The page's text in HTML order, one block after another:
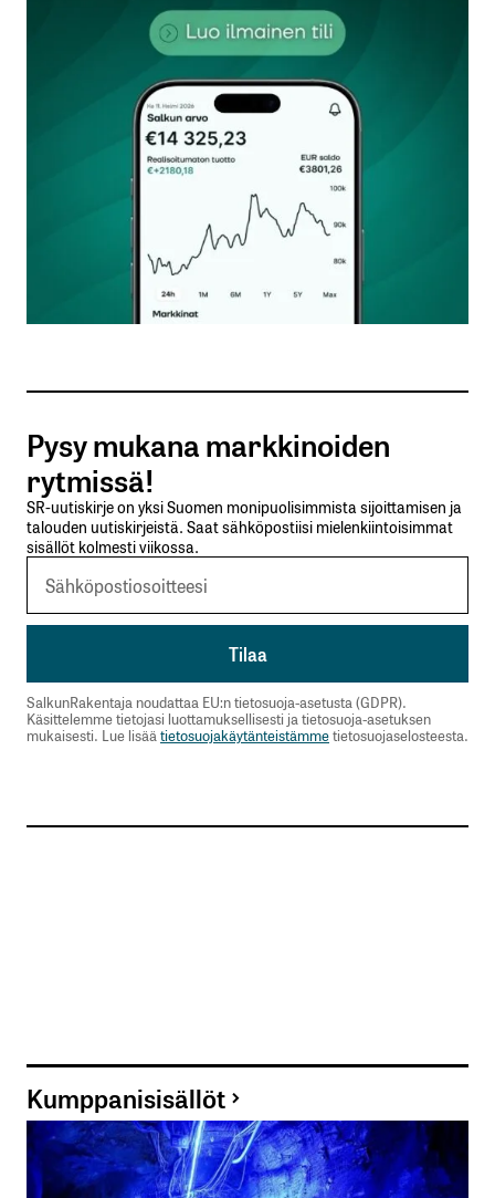
Sähköpostiosoitettasi ei julkaista.Pakolliset
kentät on merkitty*
Kommentti*
Nimesi tai nimimerkkisi
Sähköpostiosoitteesi
Tilaa SalkunRakentajan uutiskirje
Lähetä kommentti
Pysy mukana markkinoiden
rytmissä!
SR-uutiskirje on yksi Suomen monipuolisimmista sijoittamisen ja
talouden uutiskirjeistä. Saat sähköpostiisi mielenkiintoisimmat
sisällöt kolmesti viikossa.
SalkunRakentaja noudattaa EU:n tietosuoja-asetusta (GDPR).
Käsittelemme tietojasi luottamuksellisesti ja tietosuoja-asetuksen
mukaisesti. Lue lisäätietosuojakäytänteistämmetietosuojaselosteesta.
Kumppanisisällöt